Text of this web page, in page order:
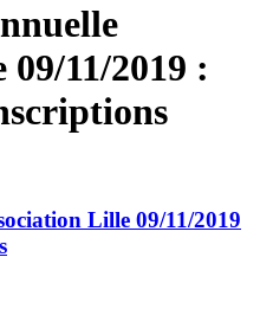
11/2019 :
Lille 09/11/2019